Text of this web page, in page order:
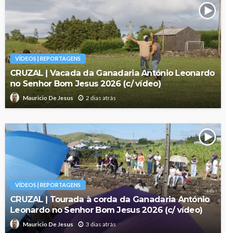
VÍDEOS | REPORTAGENS
CRUZAL | Vacada da Ganadaria António Leonardo
no Senhor Bom Jesus 2026 (c/ vídeo)
Mauricio De Jesus 2 dias atrás
VÍDEOS | REPORTAGENS
CRUZAL | Tourada à corda da Ganadaria António
Leonardo no Senhor Bom Jesus 2026 (c/ vídeo)
Mauricio De Jesus 3 dias atrás